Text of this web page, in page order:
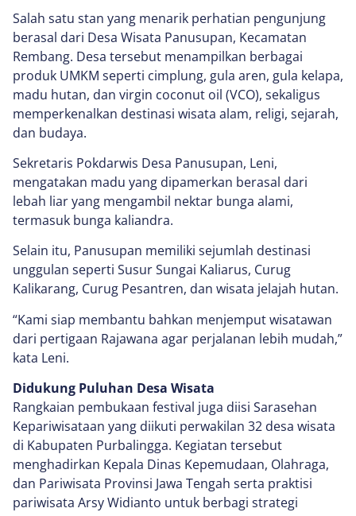
Salah satu stan yang menarik perhatian pengunjung
berasal dari Desa Wisata Panusupan, Kecamatan
Rembang. Desa tersebut menampilkan berbagai
produk UMKM seperti cimplung, gula aren, gula kelapa,
madu hutan, dan virgin coconut oil (VCO), sekaligus
memperkenalkan destinasi wisata alam, religi, sejarah,
dan budaya.
Sekretaris Pokdarwis Desa Panusupan, Leni,
mengatakan madu yang dipamerkan berasal dari
lebah liar yang mengambil nektar bunga alami,
termasuk bunga kaliandra.
Selain itu, Panusupan memiliki sejumlah destinasi
unggulan seperti Susur Sungai Kaliarus, Curug
Kalikarang, Curug Pesantren, dan wisata jelajah hutan.
“Kami siap membantu bahkan menjemput wisatawan
dari pertigaan Rajawana agar perjalanan lebih mudah,”
kata Leni.
Didukung Puluhan Desa Wisata
Rangkaian pembukaan festival juga diisi Sarasehan
Kepariwisataan yang diikuti perwakilan 32 desa wisata
di Kabupaten Purbalingga. Kegiatan tersebut
menghadirkan Kepala Dinas Kepemudaan, Olahraga,
dan Pariwisata Provinsi Jawa Tengah serta praktisi
pariwisata Arsy Widianto untuk berbagi strategi